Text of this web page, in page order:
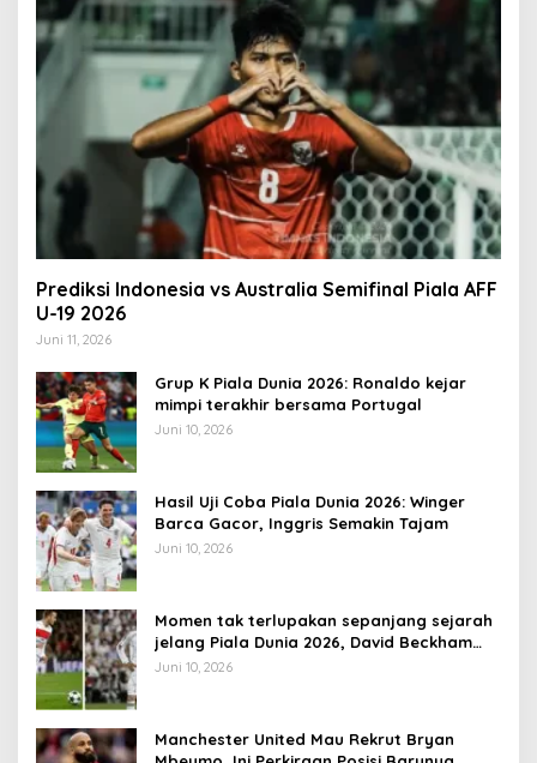
Prediksi Indonesia vs Australia Semifinal Piala AFF
U-19 2026
Juni 11, 2026
Grup K Piala Dunia 2026: Ronaldo kejar
mimpi terakhir bersama Portugal
Juni 10, 2026
Hasil Uji Coba Piala Dunia 2026: Winger
Barca Gacor, Inggris Semakin Tajam
Juni 10, 2026
Momen tak terlupakan sepanjang sejarah
jelang Piala Dunia 2026, David Beckham
pernah dapat kartu merah
Juni 10, 2026
Manchester United Mau Rekrut Bryan